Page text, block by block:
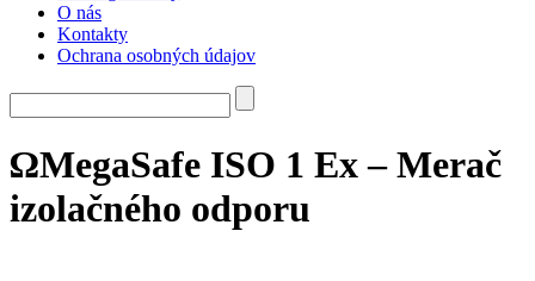
O nás
Kontakty
Ochrana osobných údajov
ΩMegaSafe ISO 1 Ex – Merač
izolačného odporu